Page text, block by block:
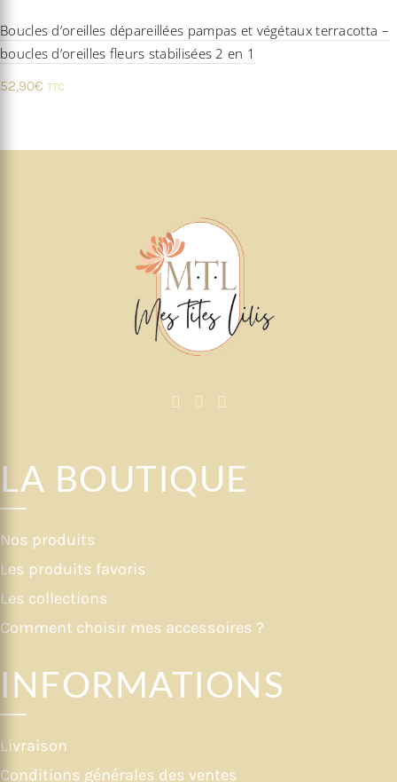
Boucles d’oreilles dépareillées pampas et végétaux terracotta –
boucles d’oreilles fleurs stabilisées 2 en 1
52,90€ TTC
LA BOUTIQUE
Nos produits
Les produits favoris
Les collections
Comment choisir mes accessoires ?
INFORMATIONS
Livraison
Conditions générales des ventes